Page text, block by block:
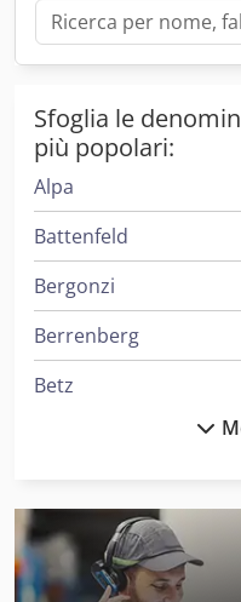
Sfoglia le
più popolari:
Alpa
Battenfeld
Bergonzi
Berrenberg
Betz
Bielomatik
Bihler